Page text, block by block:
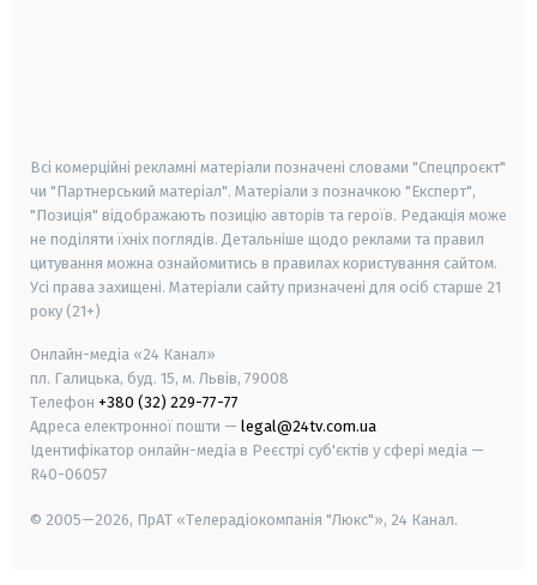
Всі комерційні рекламні матеріали позначені словами "Спецпроєкт"
чи "Партнерський матеріал". Матеріали з позначкою "Експерт",
"Позиція" відображають позицію авторів та героїв. Редакція може
не поділяти їхніх поглядів. Детальніше щодо реклами та правил
цитування можна ознайомитись в правилах користування сайтом.
Усі права захищені. Матеріали сайту призначені для осіб старше 21
року (21+)
Онлайн-медіа «24 Канал»
пл. Галицька, буд. 15, м. Львів, 79008
Телефон +380 (32) 229-77-77
Адреса електронної пошти — legal@24tv.com.ua
Ідентифікатор онлайн-медіа в Реєстрі суб'єктів у сфері медіа —
R40-06057
© 2005—2026, ПрАТ «Телерадіокомпанія "Люкс"», 24 Канал.